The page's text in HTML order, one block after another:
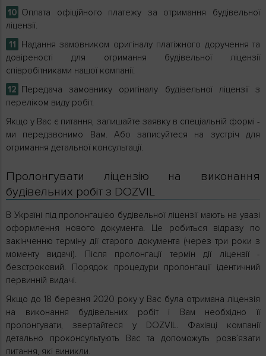
Оплата офіційного платежу за отримання будівельної
ліцензії.
Надання замовником оригіналу платіжного доручення та
довіреності для отримання будівельної ліцензії
співробітниками нашої компанії.
Передача замовнику оригіналу будівельної ліцензії з
переліком виду робіт.
Якщо у Вас є питання, залишайте заявку в спеціальній формі -
ми передзвонимо Вам. Або записуйтеся на зустріч для
отримання детальної консультації.
Пролонгувати ліцензію на виконання
будівельних робіт з DOZVIL
В Україні під пролонгацією будівельної ліцензії мають на увазі
оформлення нового документа. Це робиться відразу по
закінченню терміну дії старого документа (через три роки з
моменту видачі). Після пролонгації термін дії ліцензії -
безстроковий. Порядок процедури пролонгації ідентичний
первинній видачі.
Якщо до 18 березня 2020 року у Вас була отримана ліцензія
на виконання будівельних робіт і Вам необхідно її
пролонгувати, звертайтеся у DOZVIL. Фахівці компанії
детально проконсультують Вас та допоможуть розв’язати
питання, які виникли.